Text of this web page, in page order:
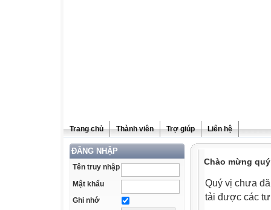
Trang chủ Thành viên Trợ giúp Liên hệ
ĐĂNG NHẬP
Tên truy nhập
Mật khẩu
Ghi nhớ
Chào mừng
Quý vị chưa
tải được các